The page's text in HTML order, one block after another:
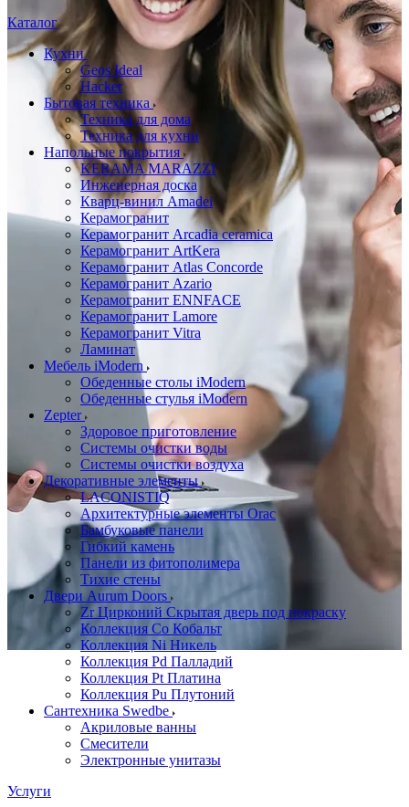
Каталог
Кухни
Geos Ideal
Hacker
Бытовая техника
Техника для дома
Техника для кухни
Напольные покрытия
KERAMA MARAZZI
Инженерная доска
Кварц-винил Amadei
Керамогранит
Керамогранит Arcadia ceramica
Керамогранит ArtKera
Керамогранит Atlas Concorde
Керамогранит Azario
Керамогранит ENNFACE
Керамогранит Lamore
Керамогранит Vitra
Ламинат
Мебель iModern
Обеденные столы iModern
Обеденные стулья iModern
Zepter
Здоровое приготовление
Системы очистки воды
Системы очистки воздуха
Декоративные элементы
LACONISTIQ
Архитектурные элементы Orac
Бамбуковые панели
Гибкий камень
Панели из фитополимера
Тихие стены
Двери Aurum Doors
Zr Цирконий Скрытая дверь под покраску
Коллекция Co Кобальт
Коллекция Ni Никель
Коллекция Pd Палладий
Коллекция Pt Платина
Коллекция Pu Плутоний
Сантехника Swedbe
Акриловые ванны
Смесители
Электронные унитазы
Услуги